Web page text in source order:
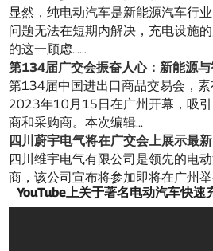
显然，纯电动汽车是新能源汽车行
问题无法在短期内解决，充电设施
的这一顾虑……
第134届广交会振奋人心：新能源
第134届中国进出口商品交易会，素
2023年10月15日在广州开幕，吸
商和采购商。本次编辑...
四川蔚宇电气将在广交会上展示最
四川维宇电气有限公司是领先的电
商，该公司宣布将参加即将在广州
YouTube上关于著名电动汽车快速